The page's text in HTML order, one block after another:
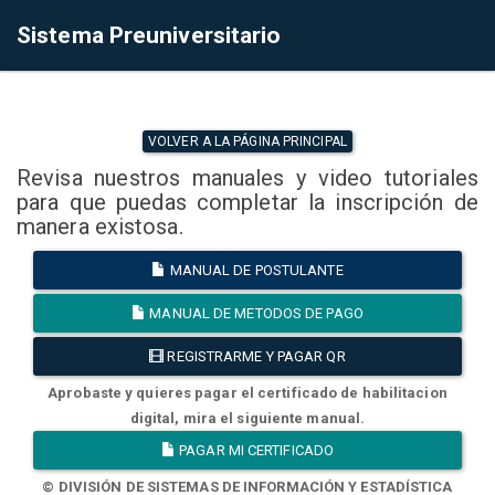
Sistema Preuniversitario
VOLVER A LA PÁGINA PRINCIPAL
Revisa nuestros manuales y video tutoriales
para que puedas completar la inscripción de
manera existosa.
MANUAL DE POSTULANTE
MANUAL DE METODOS DE PAGO
REGISTRARME Y PAGAR QR
Aprobaste y quieres pagar el certificado de habilitacion
digital, mira el siguiente manual.
PAGAR MI CERTIFICADO
© DIVISIÓN DE SISTEMAS DE INFORMACIÓN Y ESTADÍSTICA